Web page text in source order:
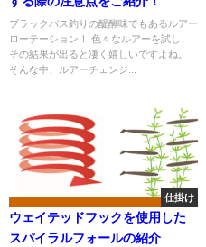
ブラックバス釣りの醍醐味でもあるルアー
ローテーション！ 色々なルアーを試し、
その結果が出ると凄く嬉しいですよね。
そんな中、ルアーチェンジ...
仕掛け
ウェイテッドフックを使用した
スパイラルフォールの紹介